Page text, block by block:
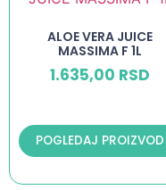
ALOE VERA JUICE
MASSIMA F 1L
1.635,00 RSD
POGLEDAJ PROIZVOD